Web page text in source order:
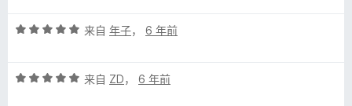
/评
/
来自 年子， 6 年前
评
来自 ZD， 6 年前